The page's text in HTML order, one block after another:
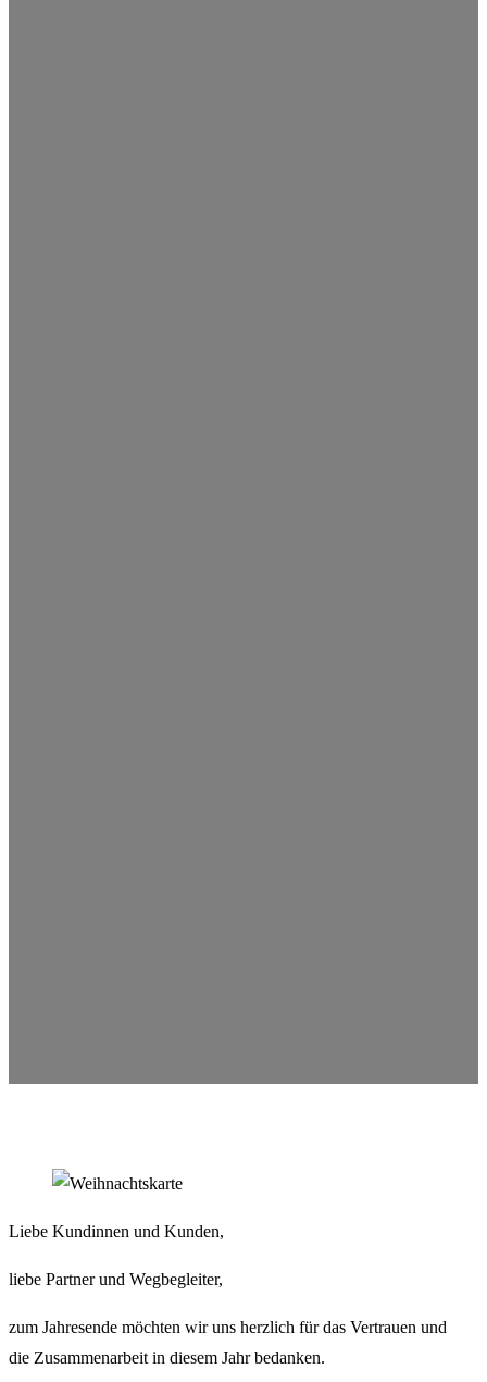
Liebe Kundinnen und Kunden,
liebe Partner und Wegbegleiter,
zum Jahresende möchten wir uns herzlich für das Vertrauen und
die Zusammenarbeit in diesem Jahr bedanken.